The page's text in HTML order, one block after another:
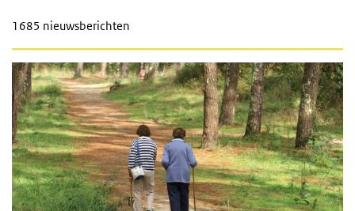
1685 nieuwsberichten